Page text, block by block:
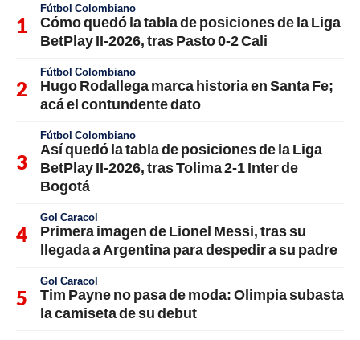
Fútbol Colombiano
Cómo quedó la tabla de posiciones de la Liga
BetPlay II-2026, tras Pasto 0-2 Cali
Fútbol Colombiano
Hugo Rodallega marca historia en Santa Fe;
acá el contundente dato
Fútbol Colombiano
Así quedó la tabla de posiciones de la Liga
BetPlay II-2026, tras Tolima 2-1 Inter de
Bogotá
Gol Caracol
Primera imagen de Lionel Messi, tras su
llegada a Argentina para despedir a su padre
Gol Caracol
Tim Payne no pasa de moda: Olimpia subasta
la camiseta de su debut